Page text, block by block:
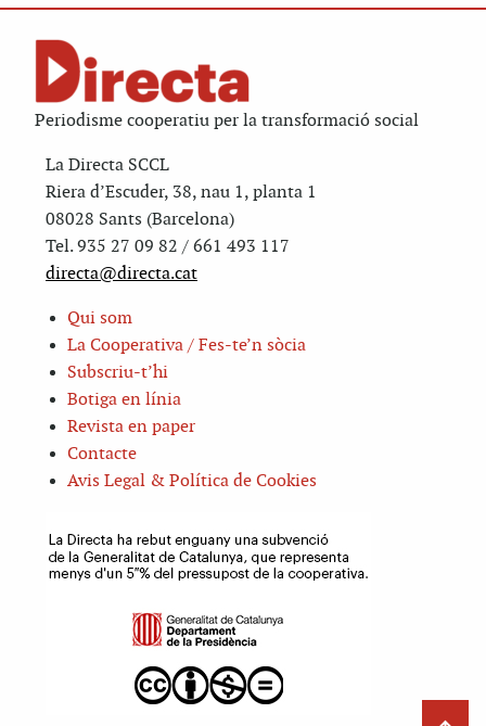
Periodisme cooperatiu per la transformació social
La Directa SCCL
Riera d’Escuder, 38, nau 1, planta 1
08028 Sants (Barcelona)
Tel. 935 27 09 82 / 661 493 117
directa@directa.cat
Qui som
La Cooperativa / Fes-te’n sòcia
Subscriu-t’hi
Botiga en línia
Revista en paper
Contacte
Avis Legal & Política de Cookies